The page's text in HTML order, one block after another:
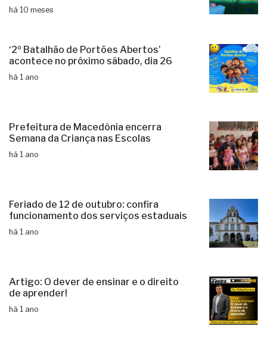
há 10 meses
‘2º Batalhão de Portões Abertos’
acontece no próximo sábado, dia 26
há 1 ano
Prefeitura de Macedônia encerra
Semana da Criança nas Escolas
há 1 ano
Feriado de 12 de outubro: confira
funcionamento dos serviços estaduais
há 1 ano
Artigo: O dever de ensinar e o direito
de aprender!
há 1 ano